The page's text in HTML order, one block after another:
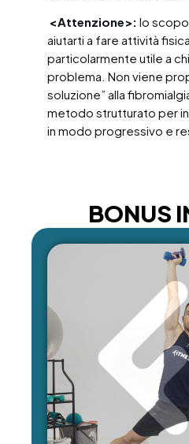
<Attenzione>: lo
aiutarti a fare attività
particolarmente utile a
problema. Non viene
soluzione” alla
metodo strutturato per
in modo progressivo e
BONUS